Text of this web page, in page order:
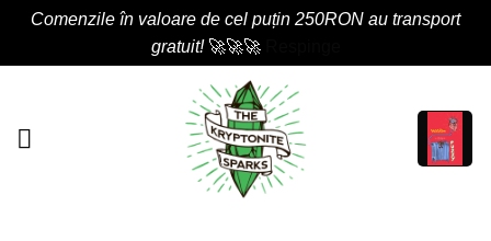
Comenzile în valoare de cel puțin 250RON au transport
gratuit!🚀🚀🚀
content